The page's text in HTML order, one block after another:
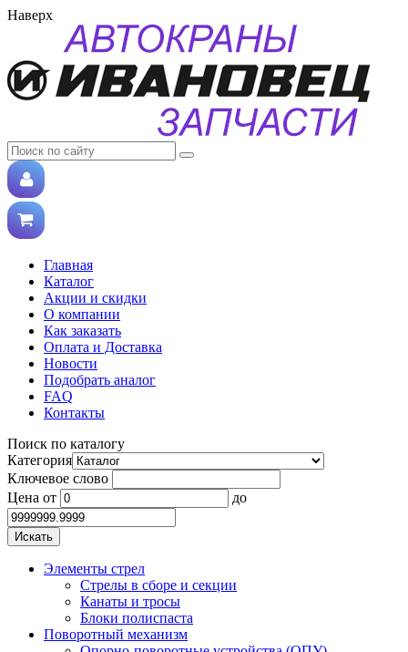
Наверх
Главная
Каталог
Акции и скидки
О компании
Как заказать
Оплата и Доставка
Новости
Подобрать аналог
FAQ
Контакты
Поиск по каталогу
Категория
Ключевое слово
Цена от до
Элементы стрел
Стрелы в сборе и секции
Канаты и тросы
Блоки полиспаста
Поворотный механизм